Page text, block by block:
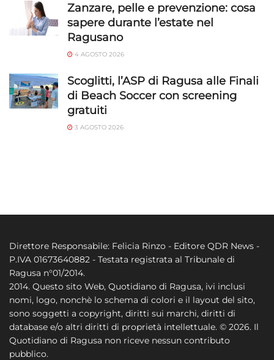
Zanzare, pelle e prevenzione: cosa
sapere durante l’estate nel
Ragusano
4 AGOSTO 2026
Scoglitti, l’ASP di Ragusa alle Finali
di Beach Soccer con screening
gratuiti
3 AGOSTO 2026
Direttore Responsabile: Felicia Rinzo - Editore QDR News -
P.IVA 01673640882 - Testata registrata al Tribunale di
Ragusa n°01/2014.
2014. Questo sito Web, Quotidiano di Ragusa, ivi inclusi
nomi, logo, nonchè lo schema di colori e il layout del sito,
sono soggetti a copyright, diritti sui marchi, diritti di
database e/o altri diritti di proprietà intellettuale. © 2026. Il
Quotidiano di Ragusa non riceve nessun contributo
pubblico.